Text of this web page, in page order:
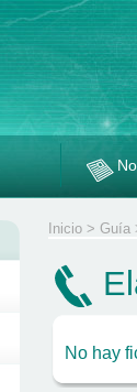
Inicio > Guía
No hay